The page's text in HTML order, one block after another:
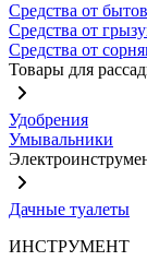
Средства от
Средства от
Средства от
Товары для
Удобрения
Умывальники
Дачные туалеты
ИНСТРУМЕНТ